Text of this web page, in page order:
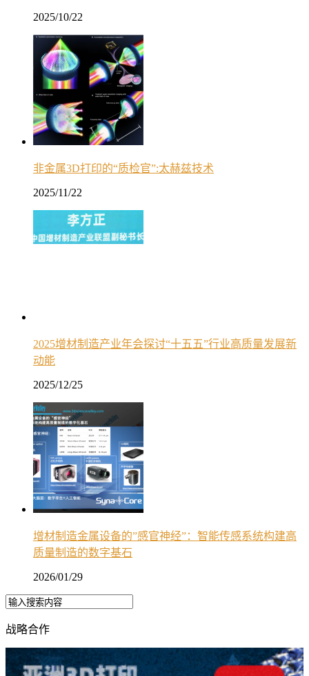
2025/10/22
非金属3D打印的“质检官”:太赫兹技术
2025/11/22
2025增材制造产业年会探讨“十五五”行业高质量发展新
动能
2025/12/25
增材制造金属设备的”感官神经”：智能传感系统构建高
质量制造的数字基石
2026/01/29
战略合作